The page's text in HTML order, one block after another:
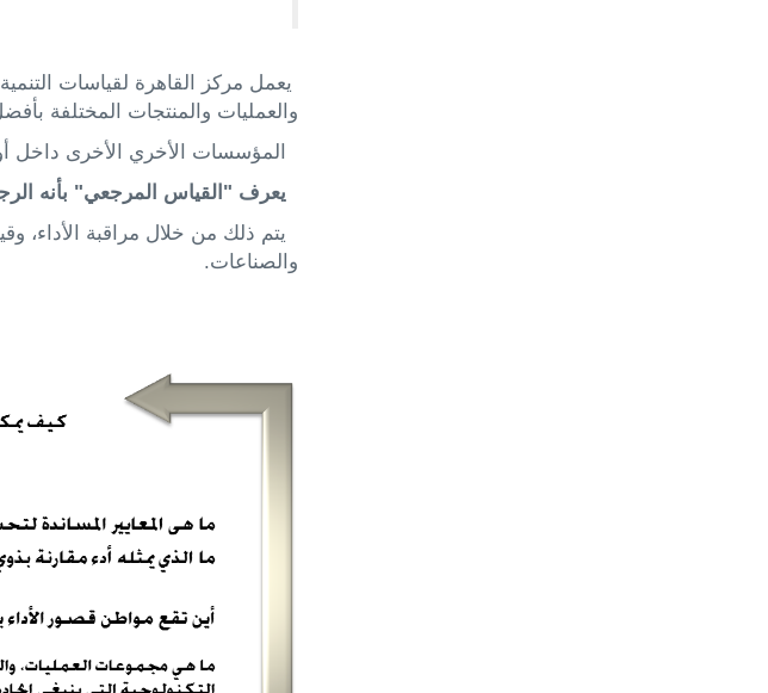
يعمل مركز القاهرة لقياسات
والعمليات والمنتجات المختلفة
المؤسسات الأخري الأخرى داخل
يعرف "القياس المرجعي" بأنه
يتم ذلك من خلال مراقبة الأداء،
والصناعات.